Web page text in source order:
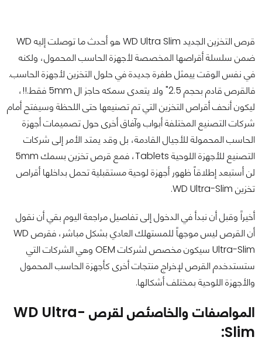
قرص التخزين الجديد WD Ultra Slim هو أحدث ما توصلت إليه WD
ضمن سلسلة أقراصها المخصصة لأجهزة الحاسب المحمول، ولكنه
في نفس الوقت ييمثل طفرة جديدة في حلول التخزين لأجهزة الحاسب.
فالقرص قادم بحجم 2.5" ولا يتعدى سمكه حاجز ال 5mm فقط.!!،
ليكون أنحف أقراص التخزين التي تم تصنيعها حتى اللحظة وسيفتح أمام
شركات التصنيع المختلفة أبواب وآفاق أخرى حول تصميمات أجهزة
الحاسب المحمولة للأجيال القادمة، بل وقد يمتد الأمر إلى شركات
التصنيع للأجهزة اللوحية Tablets، فمع قرص تخزين بسمك 5mm
لن أستبعد إطلاقاً ظهور أجهزة لوحية مستقبلية تحمل بداخلها أقراص
تخزين WD Ultra-Slim.
أخيراً وقبل أن نبدأ في الدخول إلى تفاصيل مراجعة اليوم بقي أن نقول
أن القرص ليس موجهاً للمستهلك العادي بشكل مباشر، فقرص WD
Ultra-Slim سيكون مخصص لشركات OEM وهي الشركات التي
ستستدخدم القرص لإخراج منتجات أخرى كأجهزة الحاسب المحمول
والأجهزة اللوحية بمختلف أشكالها.
المواصفات والخاصئص لقرص WD Ultra-
Slim: